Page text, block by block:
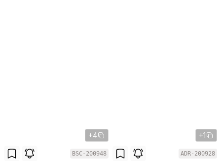
+4
BSC-200948
+1
ADR-200928